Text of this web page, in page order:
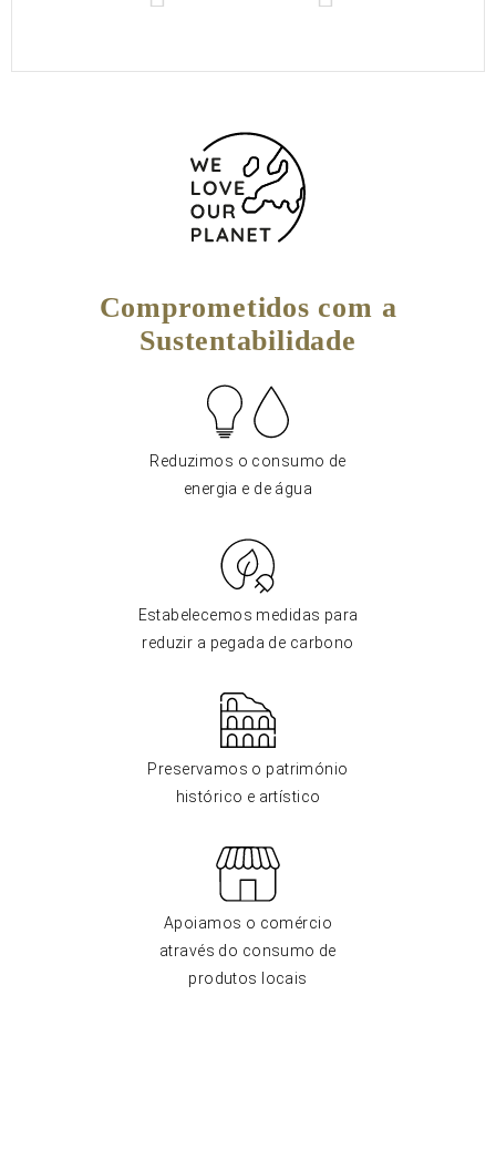
Comprometidos com a
Sustentabilidade
Reduzimos o consumo de
energia e de água
Estabelecemos medidas para
reduzir a pegada de carbono
Preservamos o património
histórico e artístico
Apoiamos o comércio
através do consumo de
produtos locais